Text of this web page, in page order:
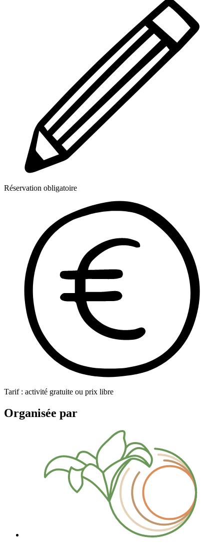
Réservation obligatoire
Tarif : activité gratuite ou prix libre
Organisée par